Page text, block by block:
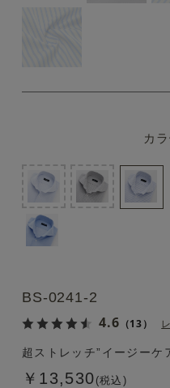
BS-0241-2
4.6 （13）
超ストレッチ”イージー
￥13,530 (税込)
カ